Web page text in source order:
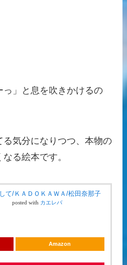
」と息を吹きかけるの
気分になりつつ、本物の
る絵本です。
て/ＫＡＤＯＫＡＷＡ/松田奈那子
posted with カエレバ
Amazon